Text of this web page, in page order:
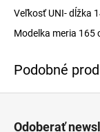
Veľkosť UNI- dĺžka
Modelka meria 165
Odoberať